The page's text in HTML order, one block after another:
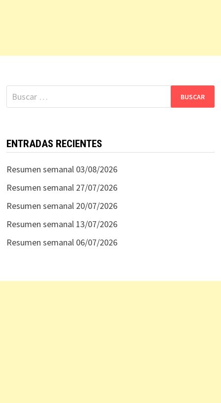
Buscar:
ENTRADAS RECIENTES
Resumen semanal 03/08/2026
Resumen semanal 27/07/2026
Resumen semanal 20/07/2026
Resumen semanal 13/07/2026
Resumen semanal 06/07/2026